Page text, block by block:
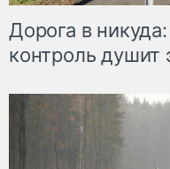
Дорога в
контроль душит